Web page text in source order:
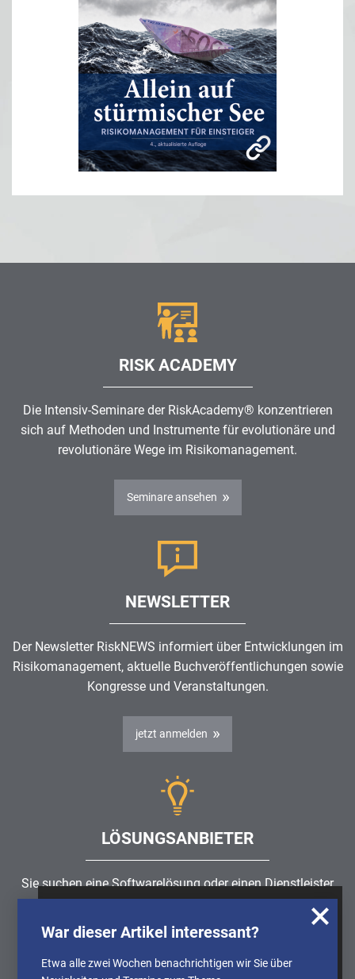
Informationen über die Nutzung unserer
Webseite zu erhalten und unser Angebot so
RISK ACADEMY
Die Intensiv-Seminare der RiskAcademy® konzentrieren
sich auf Methoden und Instrumente für evolutionäre und
revolutionäre Wege im Risikomanagement.
Seminare ansehen
NEWSLETTER
Der Newsletter RiskNEWS informiert über Entwicklungen im
Risikomanagement, aktuelle Buchveröffentlichungen sowie
Kongresse und Veranstaltungen.
jetzt anmelden
LÖSUNGSANBIETER
Sie suchen eine Softwarelösung oder einen Dienstleister
rund um die ThemenRisikomanagement,GRC, IKS oder
ISMS?
Partner finden
War dieser Artikel interessant?
Etwa alle zwei Wochen benachrichtigen wir Sie über